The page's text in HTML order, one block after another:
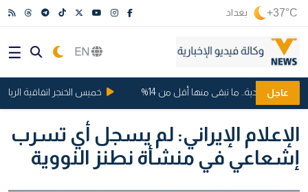
+37°C بغداد
عاجل
السعودية.. ما تبقى منها أقل من 14% خميس الخنجر اتفاقية الرياض
الإعلام الإيراني: لم يسجل أي تسرب
إشعاعي في منشأة نطنز النووية